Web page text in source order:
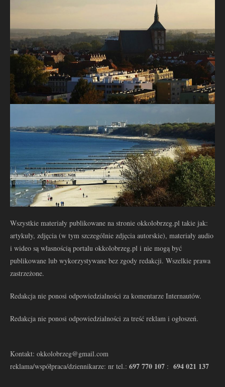
Wszystkie materiały publikowane na stronie okkolobrzeg.pl takie jak:
artykuły, zdjęcia (w tym szczególnie zdjęcia autorskie), materiały audio
i wideo są własnością portalu okkolobrzeg.pl i nie mogą być
publikowane lub wykorzystywane bez zgody redakcji. Wszelkie prawa
zastrzeżone.
Redakcja nie ponosi odpowiedzialności za komentarze Internautów.
Redakcja nie ponosi odpowiedzialności za treść reklam i ogłoszeń.
Kontakt: okkolobrzeg@gmail.com
reklama/współpraca/dziennikarze: nr tel.: 697 770 107 : 694 021 137